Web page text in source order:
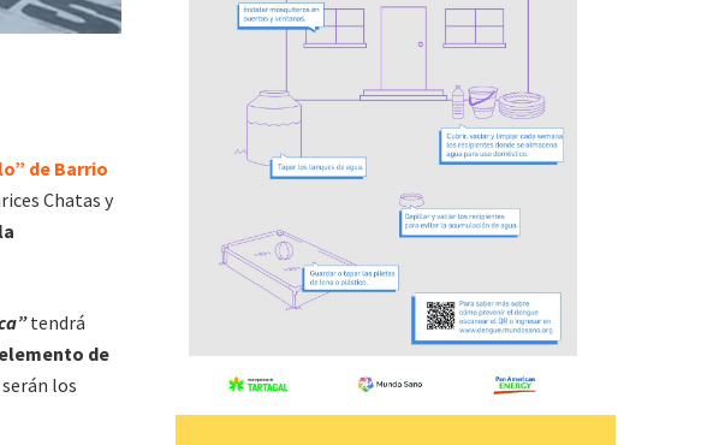
de Barrio
Chatas y
tendrá
de
los